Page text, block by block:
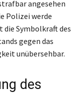
angesehen
Polizei werde
Symbolkraft des
gegen das
unübersehbar.
des